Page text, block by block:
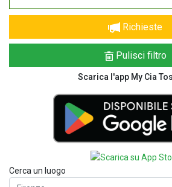
Richieste
Pulisci filtro
Scarica l'app My Cia
Cerca un luogo